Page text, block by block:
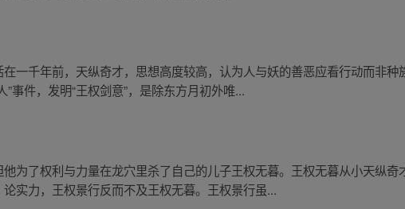
一千年前，天纵奇才，思想高度较高，认为人与妖的善恶应看行动而非
事件，发明“王权剑意”，是除东方月初外唯...
为了权利与力量在龙穴里杀了自己的儿子王权无暮。王权无暮从小天纵
实力，王权景行反而不及王权无暮。王权景行虽...